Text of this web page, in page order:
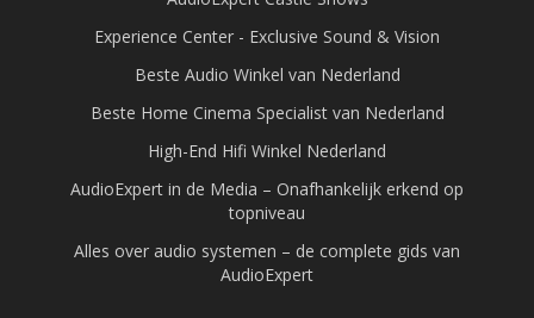
Experience Center - Exclusive Sound & Vision
Beste Audio Winkel van Nederland
Beste Home Cinema Specialist van Nederland
High-End Hifi Winkel Nederland
AudioExpert in de Media – Onafhankelijk erkend op
topniveau
Alles over audio systemen – de complete gids van
AudioExpert